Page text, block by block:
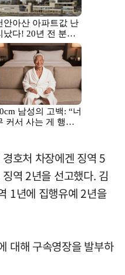
호처 차장에겐 징역 5
역 2년을 선고했다. 김
1년에 집행유예 2년을
대해 구속영장을 발부하